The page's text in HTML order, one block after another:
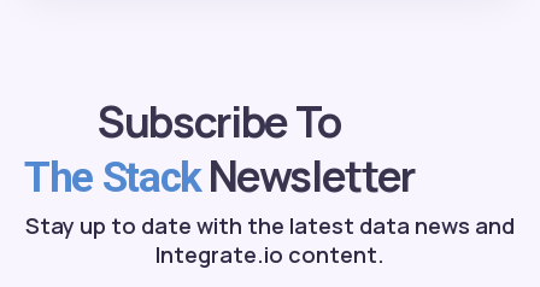
Subscribe To
The StackNewsletter
Stay up to date with the latest data news and
Integrate.io content.